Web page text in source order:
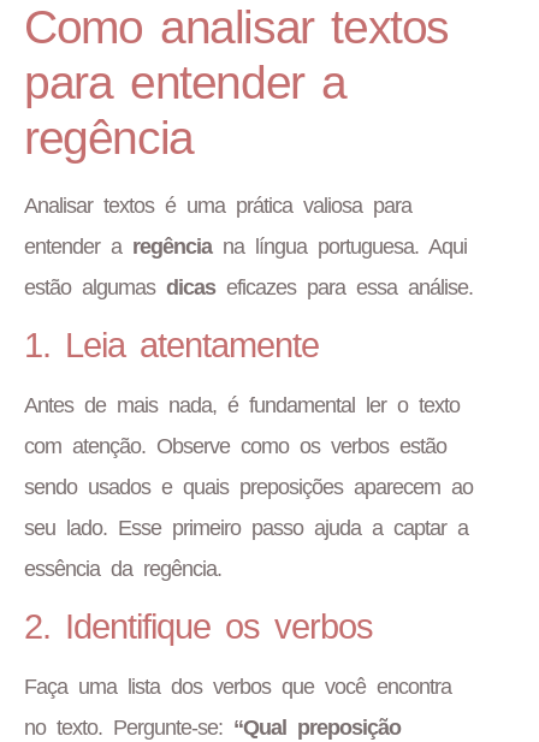
Como analisar textos
para entender a
regência
Analisar textos é uma prática valiosa para
entender a regênciana língua portuguesa. Aqui
estão algumas dicaseficazes para essa análise.
1. Leia atentamente
Antes de mais nada, é fundamental ler o texto
com atenção. Observe como os verbos estão
sendo usados e quais preposições aparecem ao
seu lado. Esse primeiro passo ajuda a captar a
essência da regência.
2. Identifique os verbos
Faça uma lista dos verbos que você encontra
no texto. Pergunte-se: “Qual preposição